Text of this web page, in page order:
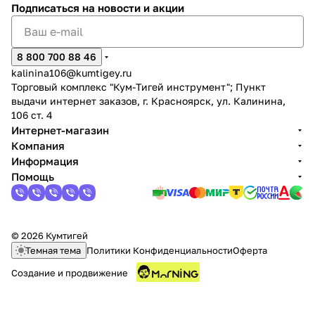
Подписаться на новости и акции
8 800 700 88 46
kalinina106@kumtigey.ru
Торговый комплекс "Кум-Тигей инструмент"; Пункт
выдачи интернет заказов, г. Красноярск, ул. Калинина,
106 ст. 4
Интернет-магазин
Компания
Информация
Помощь
© 2026 Кумтигей
Темная тема Политики КонфиденциальностиОферта
Создание и продвижение